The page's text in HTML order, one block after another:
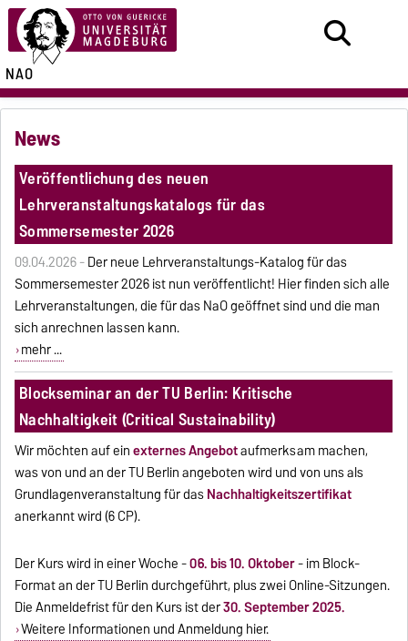
NAO
News
Veröffentlichung des neuen
Lehrveranstaltungskatalogs für das
Sommersemester 2026
09.04.2026 -Der neue Lehrveranstaltungs-Katalog für das
Sommersemester 2026 ist nun veröffentlicht! Hier finden sich alle
Lehrveranstaltungen, die für das NaO geöffnet sind und die man
sich anrechnen lassen kann.
mehr ...
Blockseminar an der TU Berlin: Kritische
Nachhaltigkeit (Critical Sustainability)
Wir möchten auf einexternes Angebotaufmerksam machen,
was von und an der TU Berlin angeboten wird und von uns als
Grundlagenveranstaltung für dasNachhaltigkeitszertifikat
anerkannt wird (6 CP).
Der Kurs wird in einer Woche -06. bis 10. Oktober- im Block-
Format an der TU Berlin durchgeführt, plus zwei Online-Sitzungen.
Die Anmeldefrist für den Kurs ist der30. September 2025.
Weitere Informationen und Anmeldung hier.